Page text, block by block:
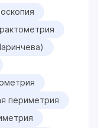
периметрия